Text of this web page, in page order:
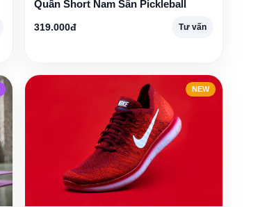
Quần Short Nam Sân Pickleball
319.000đ Tư vấn
NEW